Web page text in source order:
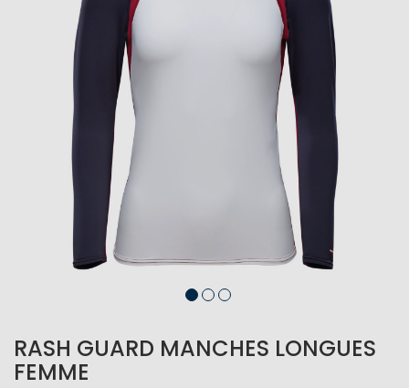
images
images
RASH GUARD MANCHES LONGUES
FEMME